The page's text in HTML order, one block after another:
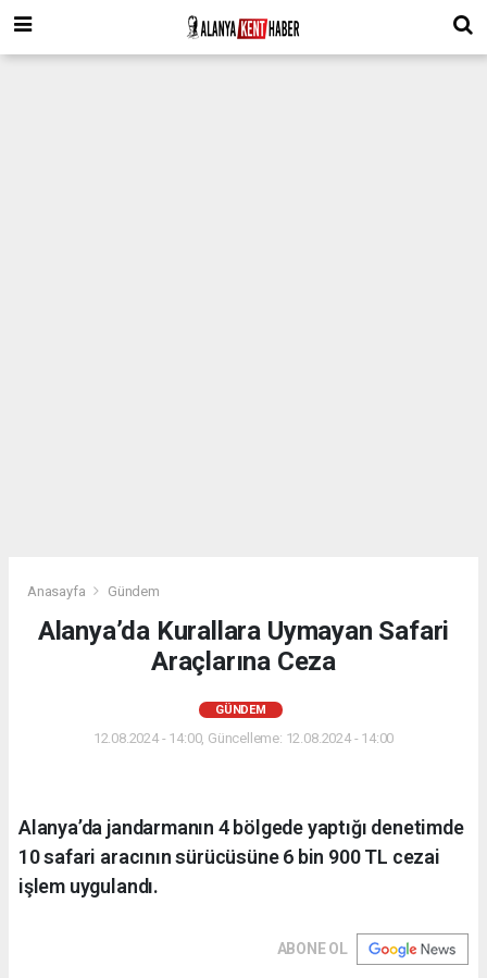
Anasayfa Gündem
Alanya’da Kurallara Uymayan Safari
Araçlarına Ceza
GÜNDEM
12.08.2024 - 14:00, Güncelleme: 12.08.2024 - 14:00
Alanya’da jandarmanın 4 bölgede yaptığı denetimde
10 safari aracının sürücüsüne 6 bin 900 TL cezai
işlem uygulandı.
ABONE OL